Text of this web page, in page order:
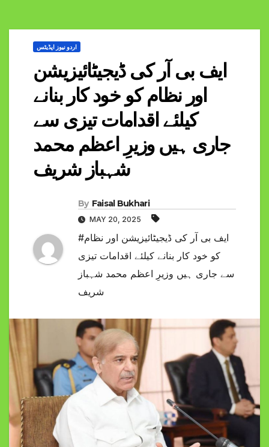
اردو نیوز اپڈیٹس
ایف بی آر کی ڈیجیٹائیزیشن
اور نظام کو خود کار بنانے
کیلئے اقدامات تیزی سے
جاری ہیں وزیرِ اعظم محمد
شہباز شریف
By Faisal Bukhari
MAY 20, 2025
#ایف بی آر کی ڈیجیٹائیزیشن اور نظام
کو خود کار بنانے کیلئے اقدامات تیزی
سے جاری ہیں وزیرِ اعظم محمد شہباز
شریف